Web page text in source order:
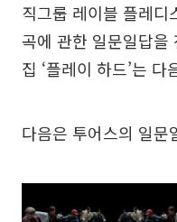
직그룹 레이블 플레디
곡에 관한 일문일답
집 ‘플레이 하드’는
다음은 투어스의 일문